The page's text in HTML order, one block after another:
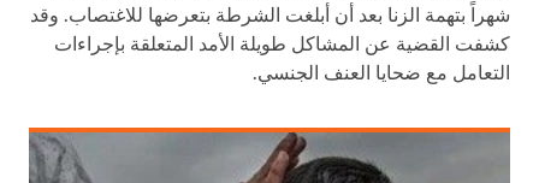
شهراً بتهمة الزنا بعد أن أبلغت الشرطة بتعرضها للاغتصاب. وقد
كشفت القضية عن المشاكل طويلة الأمد المتعلقة بإجراءات
التعامل مع ضحايا العنف الجنسي.